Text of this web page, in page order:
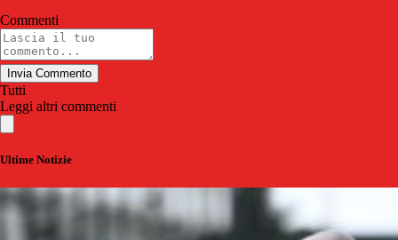
Commenti
Invia Commento
Tutti
Leggi altri commenti
Ultime Notizie